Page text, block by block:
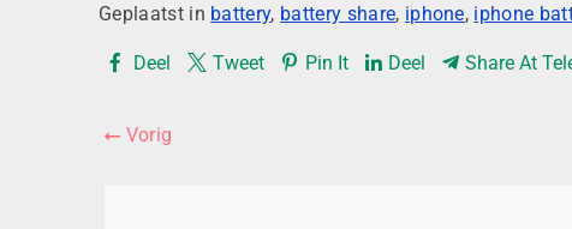
Geplaatst in battery, battery share, iphone, iphone
Deel Tweet Pin It Deel Share At
Vorig